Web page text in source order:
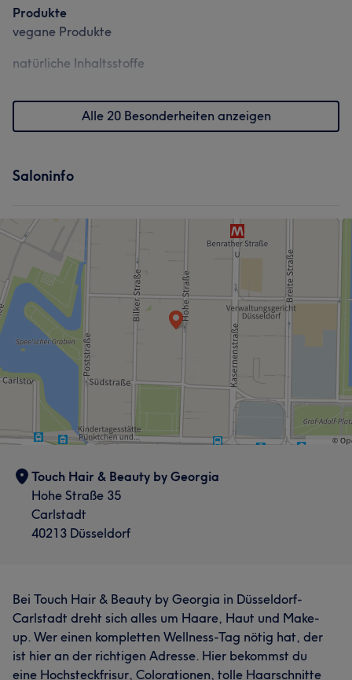
Produkte
vegane Produkte
natürliche Inhaltsstoffe
Alle 20 Besonderheiten anzeigen
Saloninfo
Touch Hair & Beauty by Georgia
Hohe Straße 35
Carlstadt
40213 Düsseldorf
Bei Touch Hair & Beauty by Georgia in Düsseldorf-
Carlstadt dreht sich alles um Haare, Haut und Make-
up. Wer einen kompletten Wellness-Tag nötig hat, der
ist hier an der richtigen Adresse. Hier bekommst du
eine Hochsteckfrisur, Colorationen, tolle Haarschnitte